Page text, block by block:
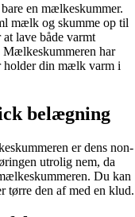
en mælkeskummer.
mælk og skumme op til
lave både varmt
har
holder din mælk varm i
belægning
er dens non-
utrolig nem, da
Du kan
tørre den af med en klud.